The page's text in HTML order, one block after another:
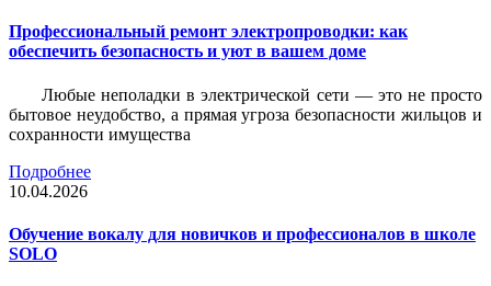
Профессиональный ремонт электропроводки: как
обеспечить безопасность и уют в вашем доме
Любые неполадки в электрической сети — это не просто
бытовое неудобство, а прямая угроза безопасности жильцов и
сохранности имущества
Подробнее
10.04.2026
Обучение вокалу для новичков и профессионалов в школе
SOLO